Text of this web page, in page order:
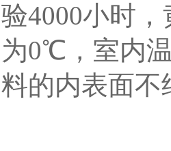
验4000小时
为0℃，室内
料的内表面不